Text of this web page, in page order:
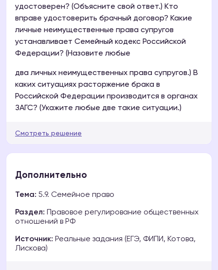
удостоверен? (Объясните свой ответ.) Кто
вправе удостоверить брачный договор? Какие
личные неимущественные права супругов
устанавливает Семейный кодекс Российской
Федерации? (Назовите любые
два личных неимущественных права супругов.) В
каких ситуациях расторжение брака в
Российской Федерации производится в органах
ЗАГС? (Укажите любые две такие ситуации.)
Смотреть решение
Дополнительно
Тема: 5.9. Семейное право
Раздел: Правовое регулирование общественных
отношений в РФ
Источник: Реальные задания (ЕГЭ, ФИПИ, Котова,
Лискова)